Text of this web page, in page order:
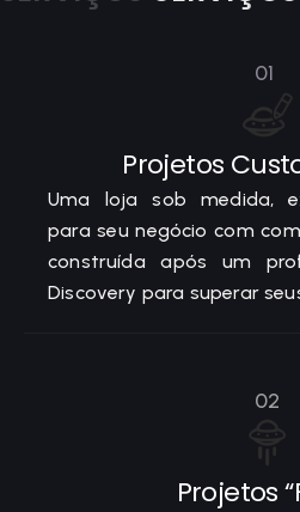
01
Projetos
Uma loja sob medida,
para seu negócio com
construída após um
Discovery para superar
02
Projetos